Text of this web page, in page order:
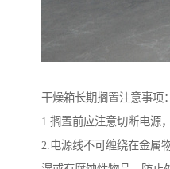
干燥箱长期搁置注意事项：
1.搁置前应注意切断电源
2.电源线不可缠绕在金属